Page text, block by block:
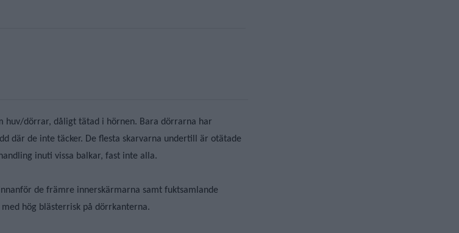
huv/dörrar, dåligt tätad i hörnen. Bara dörrarna har
där de inte täcker. De flesta skarvarna undertill är otätade
inuti vissa balkar, fast inte alla.
de främre innerskärmarna samt fuktsamlande
hög blästerrisk på dörrkanterna.